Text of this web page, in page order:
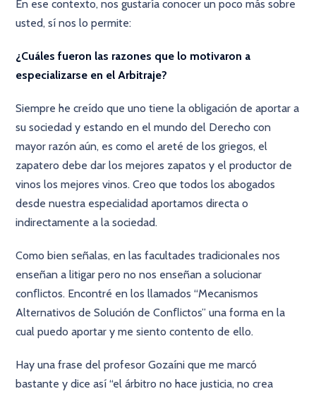
En ese contexto, nos gustaría conocer un poco más sobre
usted, sí nos lo permite:
¿Cuáles fueron las razones que lo motivaron a
especializarse en el Arbitraje?
Siempre he creído que uno tiene la obligación de aportar a
su sociedad y estando en el mundo del Derecho con
mayor razón aún, es como el areté de los griegos, el
zapatero debe dar los mejores zapatos y el productor de
vinos los mejores vinos. Creo que todos los abogados
desde nuestra especialidad aportamos directa o
indirectamente a la sociedad.
Como bien señalas, en las facultades tradicionales nos
enseñan a litigar pero no nos enseñan a solucionar
conﬂictos. Encontré en los llamados “Mecanismos
Alternativos de Solución de Conﬂictos” una forma en la
cual puedo aportar y me siento contento de ello.
Hay una frase del profesor Gozaíni que me marcó
bastante y dice así “el árbitro no hace justicia, no crea